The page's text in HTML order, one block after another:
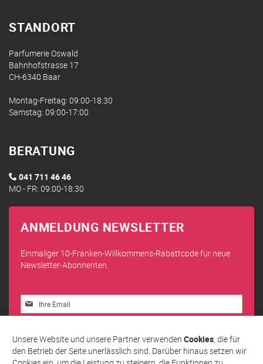
STANDORT
Parfumerie Oswald
Bahnhofstrasse 17
CH-6340 Baar
Montag-Freitag: 09:00-18:30
Samstag: 09:00-17:00
BERATUNG
041 711 46 46
MO - FR: 09:00-18:30
ANMELDUNG NEWSLETTER
Einmaliger 10-Franken-Willkommens-Rabattcode für neue
Newsletter-Abonnenten.
Melden
Sie
unseren
Newsletter
Abonnieren
Unsere Website und unsere Partner verwenden Cookies, die für
den Betrieb der Seite unerlässlich sind. Darüber hinaus setzen wir